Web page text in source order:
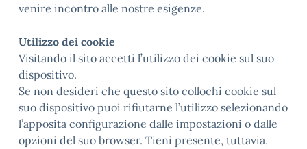
venire incontro alle nostre esigenze.
Utilizzo dei cookie
Visitando il sito accetti l’utilizzo dei cookie sul suo
dispositivo.
Se non desideri che questo sito collochi cookie sul
suo dispositivo puoi rifiutarne l’utilizzo selezionando
l’apposita configurazione dalle impostazioni o dalle
opzioni del suo browser. Tieni presente, tuttavia,